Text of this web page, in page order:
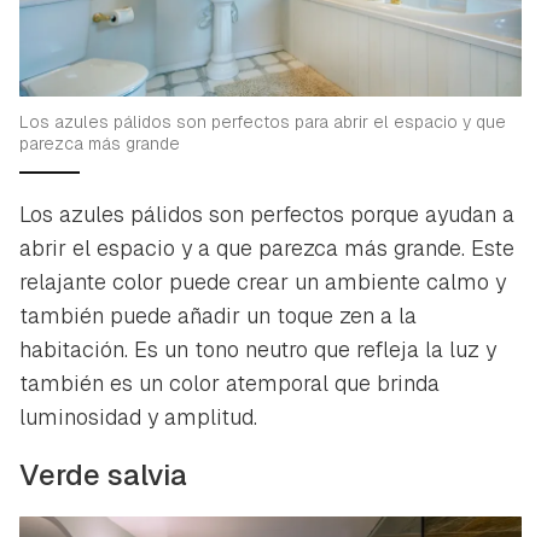
Los azules pálidos son perfectos para abrir el espacio y que
parezca más grande
Los azules pálidos son perfectos porque ayudan a
abrir el espacio y a que parezca más grande. Este
relajante color puede crear un ambiente calmo y
también puede añadir un toque zen a la
habitación. Es un tono neutro que refleja la luz y
también es un color atemporal que brinda
luminosidad y amplitud.
Verde salvia